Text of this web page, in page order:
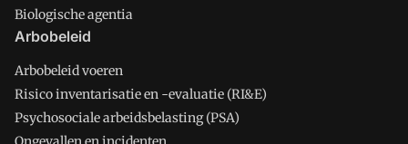
Biologische agentia
Arbobeleid
Arbobeleid voeren
Risico inventarisatie en -evaluatie (RI&E)
Psychosociale arbeidsbelasting (PSA)